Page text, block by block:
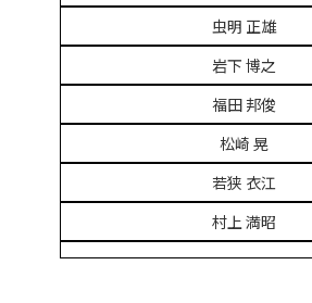
虫明 正雄
岩下 博之
福田 邦俊
松崎 晃
若狭 衣江
村上 満昭